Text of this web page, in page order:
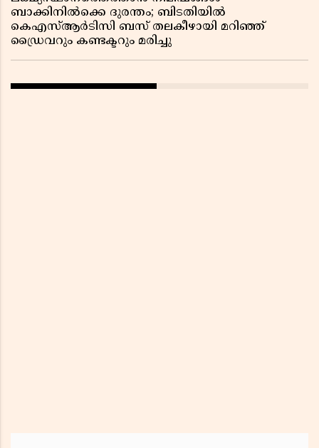
ബാക്കിനിൽക്കെ ദുരന്തം; ബിടതിയിൽ
കെഎസ്ആർടിസി ബസ് തലകീഴായി മറിഞ്ഞ്
ഡ്രൈവറും കണ്ടക്ടറും മരിച്ചു